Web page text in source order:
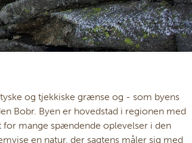
og tjekkiske grænse og - som byens
Bobr. Byen er hovedstad i regionen med
mange spændende oplevelser i den
en natur, der sagtens måler sig med